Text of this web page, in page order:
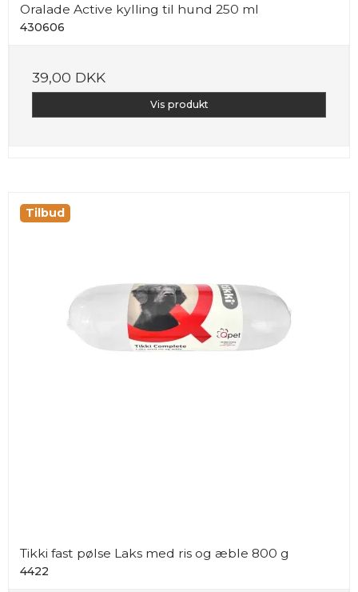
Oralade Active kylling til hund 250 ml
430606
39,00 DKK
Vis produkt
Tilbud
Tikki fast pølse Laks med ris og æble 800 g
4422